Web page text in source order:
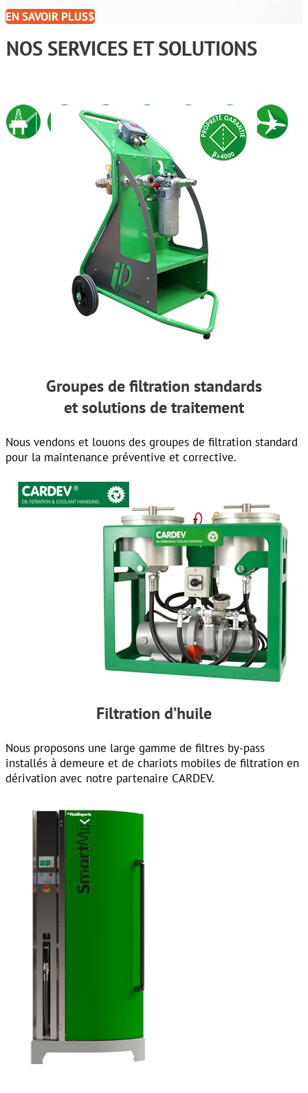
EN SAVOIR PLUS
NOS SERVICES ET SOLUTIONS
Groupes de filtration standards
et solutions de traitement
Nous vendons et louons des groupes de filtration standard
pour la maintenance préventive et corrective.
Filtration d’huile
Nous proposons une large gamme de filtres by-pass
installés à demeure et de chariots mobiles de filtration en
dérivation avec notre partenaire CARDEV.